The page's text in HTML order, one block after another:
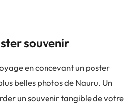
souvenir
en concevant un poster
belles photos de Nauru. Un
un souvenir tangible de votre